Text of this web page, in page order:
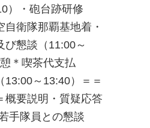
）・砲台跡研修
自衛隊那覇基地着・
懇談（11:00～
＊喫茶代支払
13:00～13:40）＝＝
要説明・質疑応答
手隊員との懇談